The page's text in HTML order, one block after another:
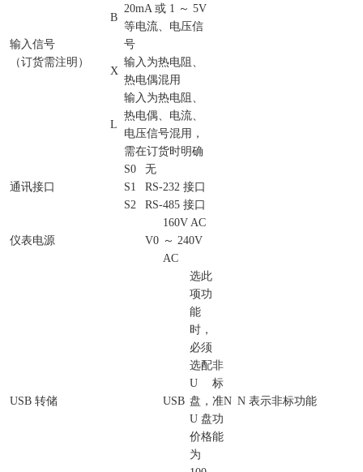
输入信号
（订货需注明）
B
20mA 或 1 ～ 5V
等电流、电压信
号
X
输入为热电阻、
热电偶混用
L
输入为热电阻、
热电偶、电流、
电压信号混用，
需在订货时明确
通讯接口
S0
无
S1
RS-232 接口
S2
RS-485 接口
仪表电源 V0
160V AC
～ 240V
AC
USB 转储 USB
选此
项功
能
时，
必须
选配
U
盘，
U 盘
价格
为
非
标
准
功
能
N N 表示非标功能